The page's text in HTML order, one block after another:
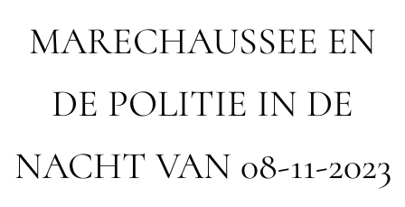
MARECHAUSSEE EN
DE POLITIE IN DE
NACHT VAN 08-11-2023